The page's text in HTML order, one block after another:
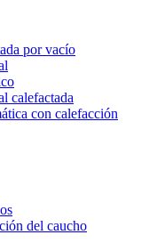
por vacío
calefactada
con calefacción
del caucho